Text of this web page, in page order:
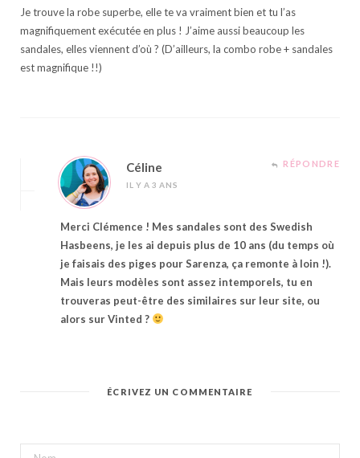
Je trouve la robe superbe, elle te va vraiment bien et tu l’as
magnifiquement exécutée en plus ! J’aime aussi beaucoup les
sandales, elles viennent d’où ? (D’ailleurs, la combo robe + sandales
est magnifique !!)
Céline
IL Y A 3 ANS
RÉPONDRE
Merci Clémence ! Mes sandales sont des Swedish
Hasbeens, je les ai depuis plus de 10 ans (du temps où
je faisais des piges pour Sarenza, ça remonte à loin !).
Mais leurs modèles sont assez intemporels, tu en
trouveras peut-être des similaires sur leur site, ou
alors sur Vinted ?
ÉCRIVEZ UN COMMENTAIRE